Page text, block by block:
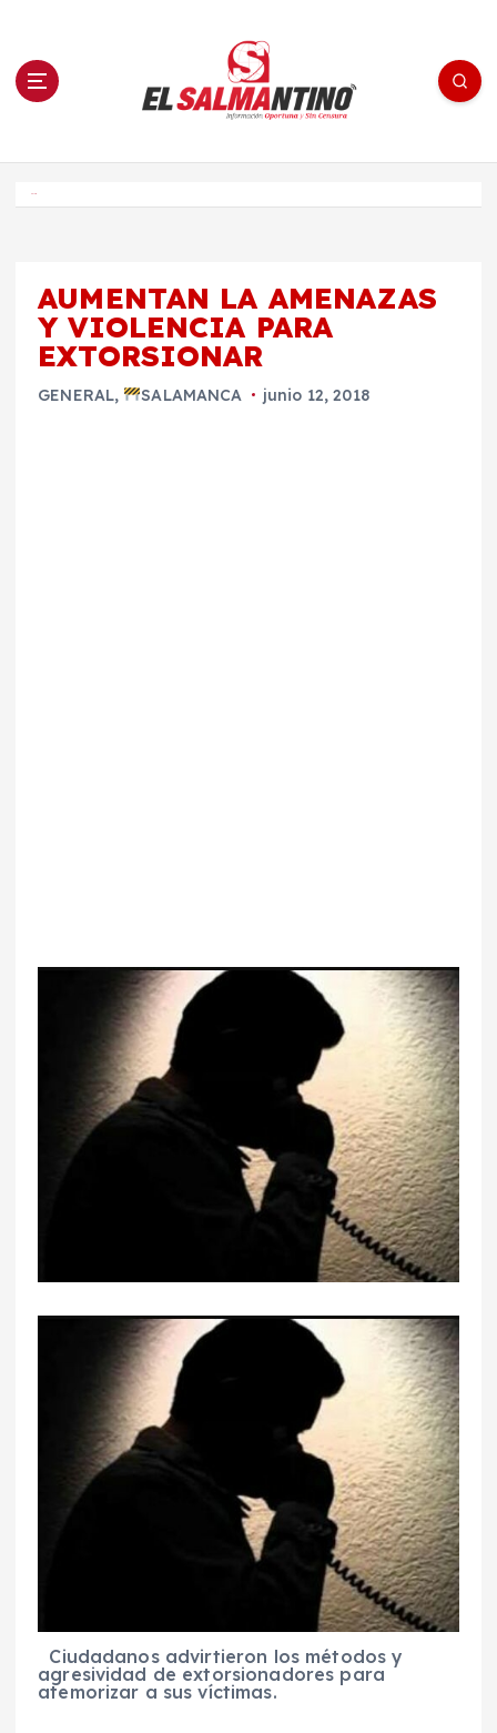
n El Salmantino - medios/noticias/editorial
AUMENTAN LA AMENAZAS
Y VIOLENCIA PARA
EXTORSIONAR
GENERAL, SALAMANCA junio 12, 2018
Ciudadanos advirtieron los métodos y
agresividad de extorsionadores para
atemorizar a sus víctimas.